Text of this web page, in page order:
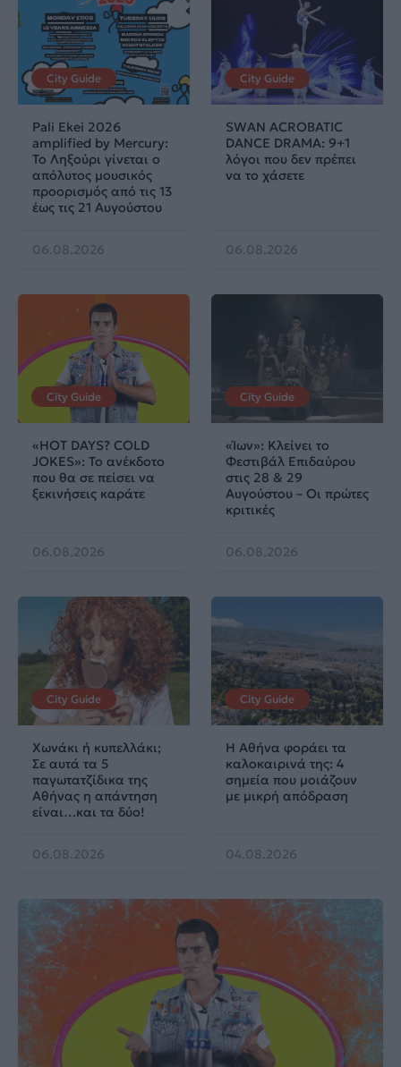
City Guide
Pali Ekei 2026
amplified by Mercury:
Το Ληξούρι γίνεται ο
απόλυτος μουσικός
προορισμός από τις 13
έως τις 21 Αυγούστου
06.08.2026
City Guide
SWAN ACROBATIC
DANCE DRAMA: 9+1
λόγοι που δεν πρέπει
να το χάσετε
06.08.2026
City Guide
«HOT DAYS? COLD
JOKES»: Το ανέκδοτο
που θα σε πείσει να
ξεκινήσεις καράτε
06.08.2026
City Guide
«Ίων»: Κλείνει το
Φεστιβάλ Επιδαύρου
στις 28 & 29
Αυγούστου – Οι πρώτες
κριτικές
06.08.2026
City Guide
Χωνάκι ή κυπελλάκι;
Σε αυτά τα 5
παγωτατζίδικα της
Αθήνας η απάντηση
είναι…και τα δύο!
06.08.2026
City Guide
Η Αθήνα φοράει τα
καλοκαιρινά της: 4
σημεία που μοιάζουν
με μικρή απόδραση
04.08.2026